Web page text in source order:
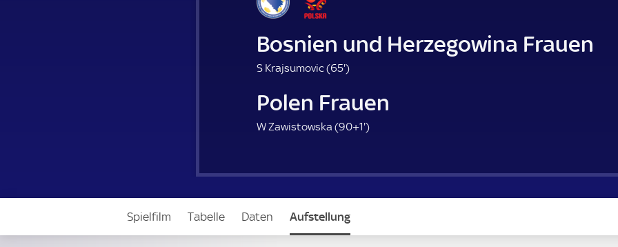
Bosnien und Herzegowina Frauen
S Krajsumovic (65'6
.
m
i
t
)
Polen Frauen
W Zawistowska (90+1'9
m
n
)
Spielfilm Tabelle Daten Aufstellung